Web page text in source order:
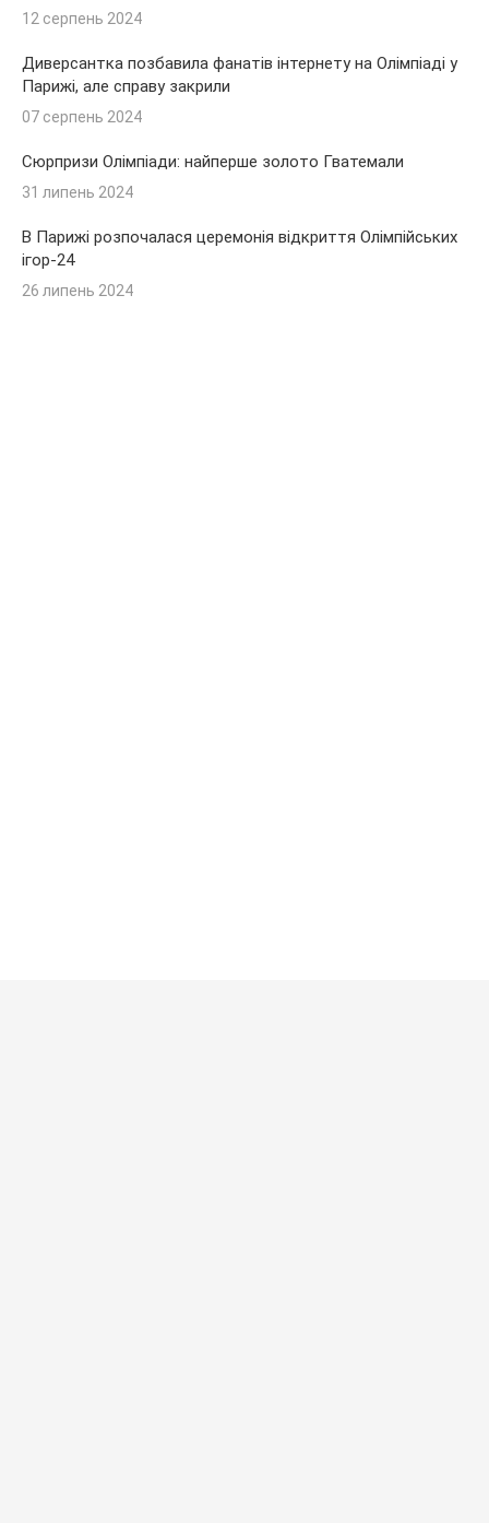
12 серпень 2024
Диверсантка позбавила фанатів інтернету на Олімпіаді у
Парижі, але справу закрили
07 серпень 2024
Сюрпризи Олімпіади: найперше золото Гватемали
31 липень 2024
В Парижі розпочалася церемонія відкриття Олімпійських
ігор-24
26 липень 2024